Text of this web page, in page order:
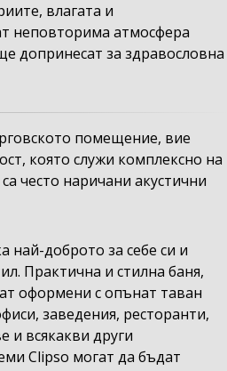
влагата и
неповторима атмосфера
допринесат за здравословна
помещение, вие
която служи комплексно на
често наричани акустични
най-доброто за себе си и
Практична и стилна баня,
оформени с опънат таван
заведения, ресторанти,
и всякакви други
Clipso могат да бъдат